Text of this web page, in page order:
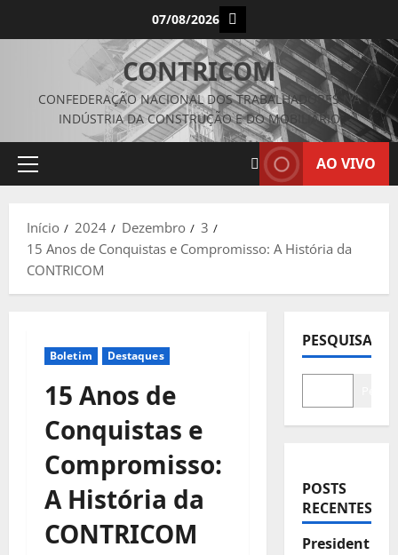
07/08/2026 Instagram
CONTRICOM
CONFEDERAÇÃO NACIONAL DOS TRABALHADORES NA
INDÚSTRIA DA CONSTRUÇÃO E DO MOBILIÁRIO
Menu
AO VIVO
Início 2024 Dezembro
3
15 Anos de Conquistas e Compromisso: A História da
CONTRICOM
Boletim Destaques
15 Anos de
Conquistas e
Compromisso:
A História da
CONTRICOM
PESQUISAR
POSTS
RECENTES
President